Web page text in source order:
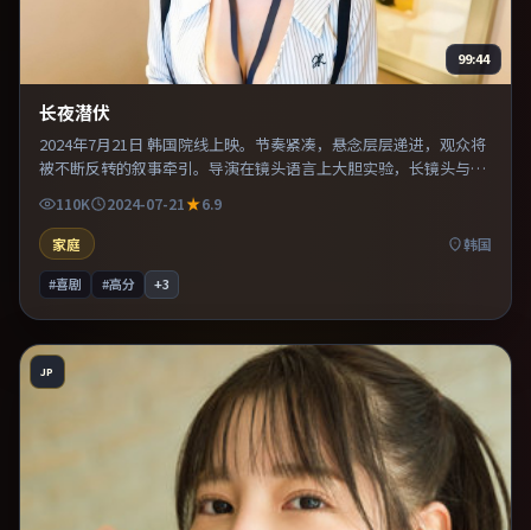
99:44
长夜潜伏
2024年7月21日 韩国院线上映。节奏紧凑，悬念层层递进，观众将
被不断反转的叙事牵引。导演在镜头语言上大胆实验，长镜头与特
写交替强化压迫感。片尾留白意味深长，值得二刷细品台词与构
图。
110K 2024-07-21
6.9
家庭
韩国
#喜剧 #高分 +3
JP